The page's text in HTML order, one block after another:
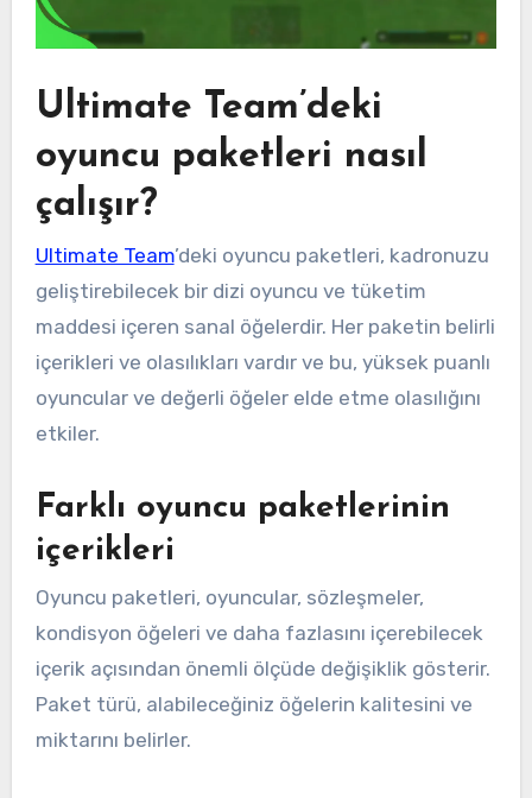
Ultimate Team’deki
oyuncu paketleri nasıl
çalışır?
Ultimate Team’deki oyuncu paketleri, kadronuzu
geliştirebilecek bir dizi oyuncu ve tüketim
maddesi içeren sanal öğelerdir. Her paketin belirli
içerikleri ve olasılıkları vardır ve bu, yüksek puanlı
oyuncular ve değerli öğeler elde etme olasılığını
etkiler.
Farklı oyuncu paketlerinin
içerikleri
Oyuncu paketleri, oyuncular, sözleşmeler,
kondisyon öğeleri ve daha fazlasını içerebilecek
içerik açısından önemli ölçüde değişiklik gösterir.
Paket türü, alabileceğiniz öğelerin kalitesini ve
miktarını belirler.